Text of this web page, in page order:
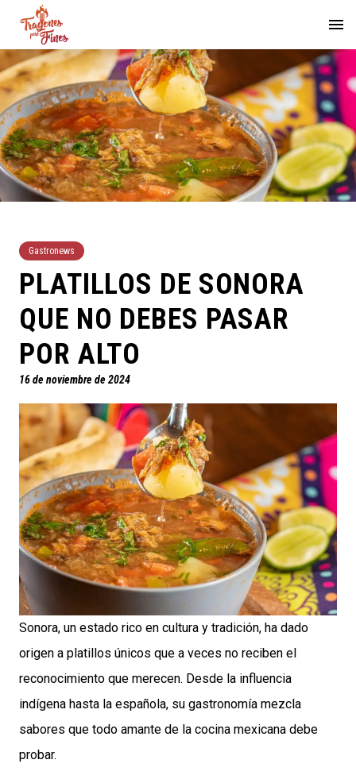
Gastronews
PLATILLOS DE SONORA
QUE NO DEBES PASAR
POR ALTO
16 de noviembre de 2024
Sonora, un estado rico en cultura y tradición, ha dado
origen a platillos únicos que a veces no reciben el
reconocimiento que merecen. Desde la influencia
indígena hasta la española, su gastronomía mezcla
sabores que todo amante de la cocina mexicana debe
probar.